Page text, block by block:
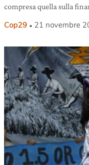
compresa quella sulla
Cop29 21 novembre